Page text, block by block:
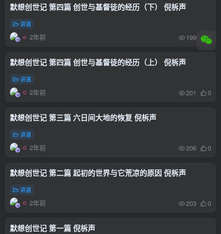
默想创世记 第四篇 创世与基督徒的经历（下） 倪柝声
讲道
2年前 199 0
默想创世记 第四篇 创世与基督徒的经历（上） 倪柝声
讲道
2年前 201 0
默想创世记 第三篇 六日间大地的恢复 倪柝声
讲道
2年前 206 0
默想创世记 第二篇 起初的世界与它荒凉的原因 倪柝声
讲道
2年前 203 0
默想创世记 第一篇 倪柝声